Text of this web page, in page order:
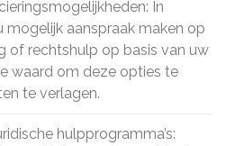
In
aanspraak maken op
of rechtshulp op basis van uw
waard om deze opties te
te verlagen.
hulpprogramma’s: